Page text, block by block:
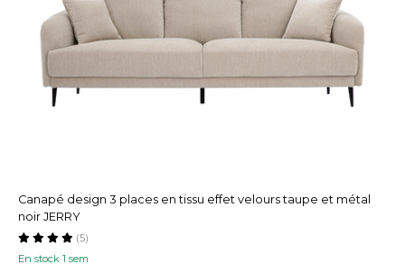
Canapé design 3 places en tissu effet velours taupe et métal
noir JERRY
En stock 1 sem
(5)